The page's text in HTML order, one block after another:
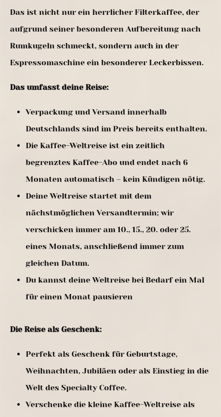
Das ist nicht nur ein herrlicher Filterkaffee, der
aufgrund seiner besonderen Aufbereitung nach
Rumkugeln schmeckt, sondern auch in der
Espressomaschine ein besonderer Leckerbissen.
Das umfasst deine Reise:
Verpackung und Versand innerhalb
Deutschlands sind im Preis bereits enthalten.
Die Kaffee-Weltreise ist ein zeitlich
begrenztes Kaffee-Abo und endet nach 6
Monaten automatisch – kein Kündigen nötig.
Deine Weltreise startet mit dem
nächstmöglichen Versandtermin; wir
verschicken immer am 10., 15., 20. oder 25.
eines Monats, anschließend immer zum
gleichen Datum.
Du kannst deine Weltreise bei Bedarf ein Mal
für einen Monat pausieren
Die Reise als Geschenk:
Perfekt als Geschenk für Geburtstage,
Weihnachten, Jubiläen oder als Einstieg in die
Welt des Specialty Coffee.
Verschenke die kleine Kaffee-Weltreise als